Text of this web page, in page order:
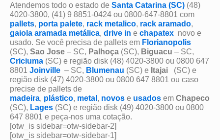
Atendemos todo o estado de Santa Catarina (SC) (48)
4020-3800, (41) 9 8851-0424 ou 0800-647-8801 com
pallets, porta palete, rack metalico, rack aramado,
gaiola aramada metálica, drive in e chapatex novo e
usado. Se você precisa de pallets em Florianopolis
(SC), Sao Jose – SC, Palhoça (SC), Biguacu – SC,
Criciuma (SC) e região disk (48) 4020-3800 ou 0800 647
8801 Joinville – SC, Blumenau (SC) e Itajai
(SC) e
região disk (47) 4020-3800 ou 0800 647 8801 ou caso
precise de pallets de
madeira, plástico, metal , novos e usados em Chapeco
(SC), Lages (SC) e região disk (49) 4020-3800 ou 0800
647 8801 e peça-nos uma cotação.
[otw_is sidebar=otw-sidebar-2]
[otw_is sidebar=otw-sidebar-1]